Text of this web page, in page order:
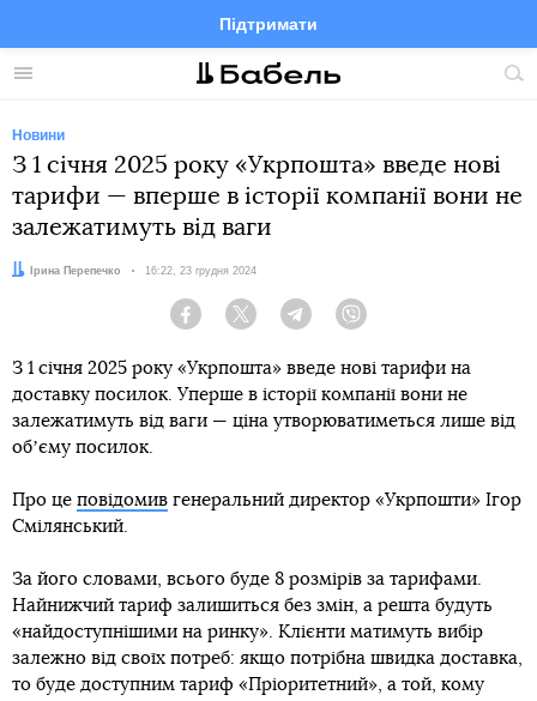
Меню
Підтримати
FacebookTelegramTwitter
Новини
З 1 січня 2025 року «Укрпошта» введе нові
тарифи — вперше в історії компанії вони не
залежатимуть від ваги
Автор:Ірина Перепечко Дата:
16:22, 23 грудня 2024
Facebook Twitter Telegram
З 1 січня 2025 року «Укрпошта» введе нові тарифи на
доставку посилок. Уперше в історії компанії вони не
залежатимуть від ваги — ціна утворюватиметься лише від
обʼєму посилок.
Про це повідомив генеральний директор «Укрпошти» Ігор
Смілянський.
За його словами, всього буде 8 розмірів за тарифами.
Найнижчий тариф залишиться без змін, а решта будуть
«найдоступнішими на ринку». Клієнти матимуть вибір
залежно від своїх потреб: якщо потрібна швидка доставка,
то буде доступним тариф «Пріоритетний», а той, кому